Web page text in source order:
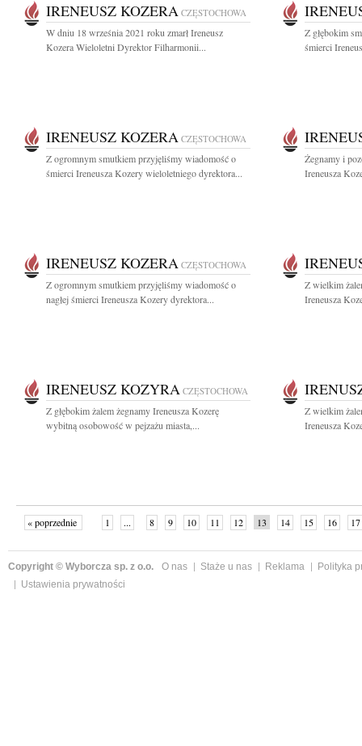
IRENEUSZ KOZERA CZĘSTOCHOWA
W dniu 18 września 2021 roku zmarł Ireneusz
Kozera Wieloletni Dyrektor Filharmonii...
Z głębokim
śmierci
IRENEUSZ KOZERA CZĘSTOCHOWA
Z ogromnym smutkiem przyjęliśmy wiadomość o
śmierci Ireneusza Kozery wieloletniego dyrektora...
Żegnamy i
Ireneusza
IRENEUSZ KOZERA CZĘSTOCHOWA
Z ogromnym smutkiem przyjęliśmy wiadomość o
nagłej śmierci Ireneusza Kozery dyrektora...
Z wielkim
Ireneusza
IRENEUSZ KOZYRA CZĘSTOCHOWA
Z głębokim żalem żegnamy Ireneusza Kozerę
wybitną osobowość w pejzażu miasta,...
Z wielkim
Ireneusza
« poprzednie 1 ... 8 9 10 11 12 13 14 15 16 17
Copyright © Wyborcza sp. z o.o. O nas Staże u nas Reklama
Polityka
Ustawienia prywatności